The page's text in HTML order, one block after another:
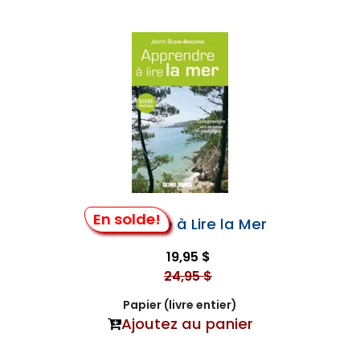
En solde!
Apprendre à Lire la Mer
19,95 $
24,95 $
Papier (livre entier)
Ajoutez au panier